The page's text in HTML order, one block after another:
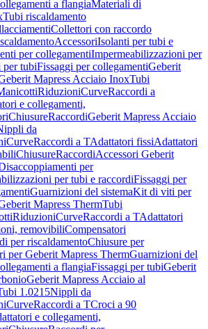
a flangiaMateriali di
Tubi riscaldamento
Collettori con raccordo
AccessoriIsolanti per tubi e
per collegamentiImpermeabilizzazioni per
per tubiFissaggi per collegamentiGeberit
Mapress Acciaio InoxTubi
RiduzioniCurveRaccordi a
e collegamenti,
ChiusureRaccordiGeberit Mapress Acciaio
da
CurveRaccordi a TAdattatori fissiAdattatori
ChiusureRaccordiAccessori Geberit
per
per tubi e raccordiFissaggi per
Guarnizioni del sistemaKit di viti per
Mapress ThermTubi
RiduzioniCurveRaccordi a TAdattatori
removibiliCompensatori
per riscaldamentoChiusure per
per Geberit Mapress ThermGuarnizioni del
a flangiaFissaggi per tubiGeberit
Geberit Mapress Acciaio al
1.0215Nippli da
CurveRaccordi a TCroci a 90
e collegamenti,